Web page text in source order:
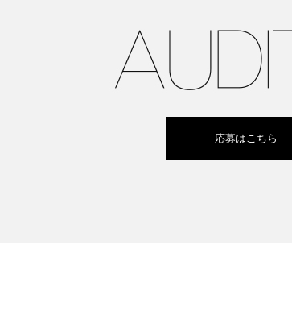
応募はこちら